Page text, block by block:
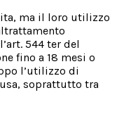
ma il loro utilizzo
544 ter del
fino a 18 mesi o
l’utilizzo di
soprattutto tra